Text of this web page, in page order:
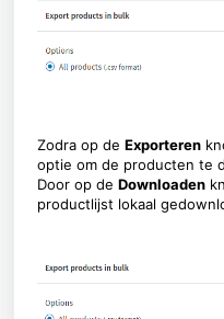
Zodra op de Exporteren
optie om de producten te
Door op de Downloaden
productlijst lokaal